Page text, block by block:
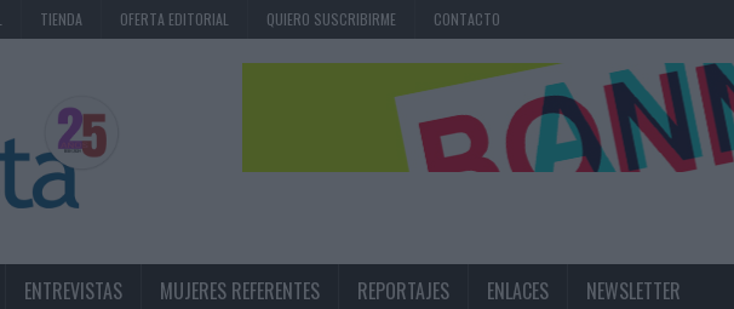
TIENDA OFERTA EDITORIAL QUIERO SUSCRIBIRME CONTACTO
ENTREVISTAS MUJERES REFERENTES REPORTAJES ENLACES NEWSLETTER